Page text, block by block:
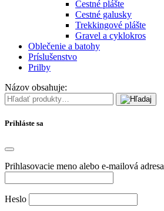
Cestné plášte
Cestné galusky
Trekkingové plášte
Gravel a cyklokros
Oblečenie a batohy
Príslušenstvo
Prilby
Názov obsahuje:
Prihláste sa
Prihlasovacie meno alebo e-mailová adresa
Heslo